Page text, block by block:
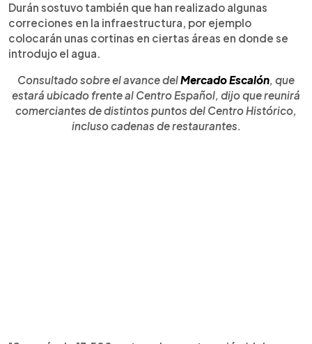
Durán sostuvo también que han realizado algunas
correciones en la infraestructura, por ejemplo
colocarán unas cortinas en ciertas áreas en donde se
introdujo el agua.
Consultado sobre el avance delMercado Escalón, que
estará ubicado frente al Centro Español, dijo que reunirá
comerciantes de distintos puntos del Centro Histórico,
incluso cadenas de restaurantes.